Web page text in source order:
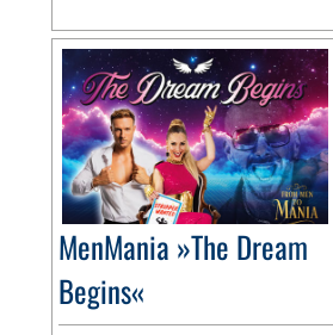
MenMania »The Dream
Begins«